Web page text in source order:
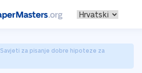
Savjeti za pisanje dobre hipoteze za